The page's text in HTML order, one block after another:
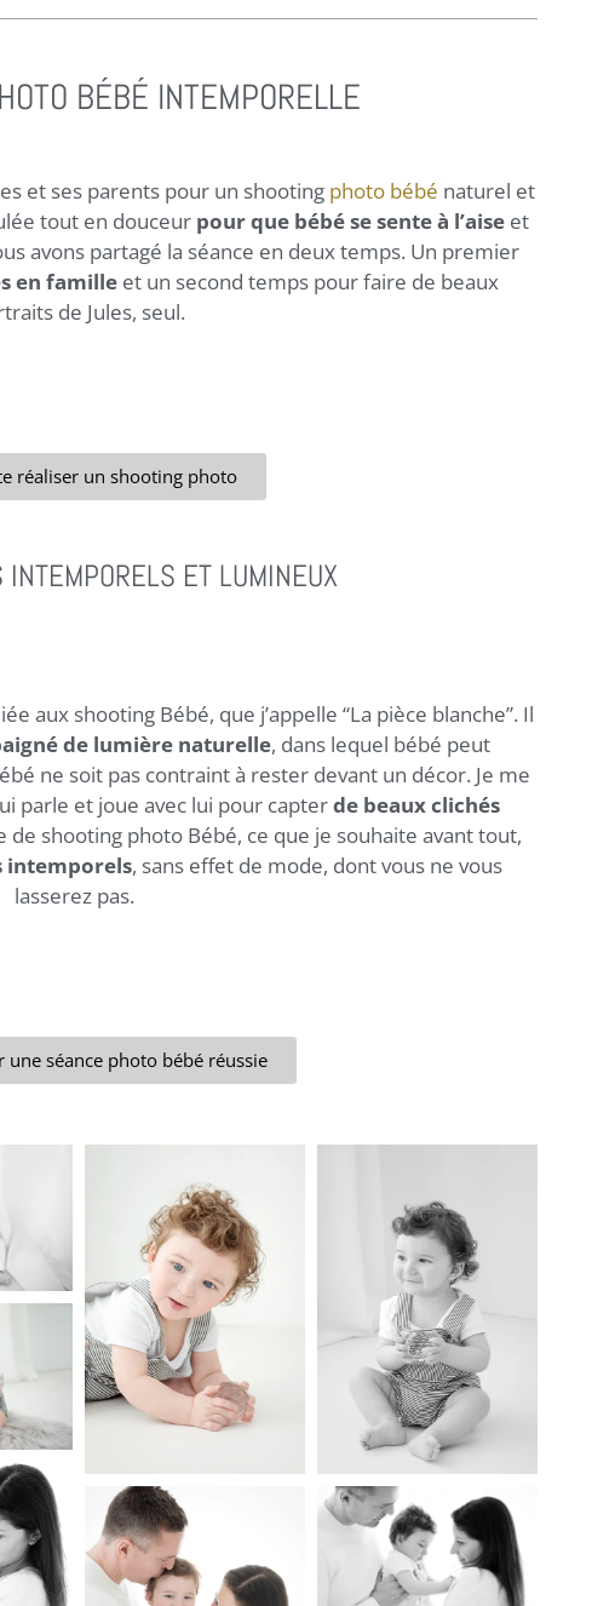
BÉBÉ INTEMPORELLE
et ses parents pour un shooting photo bébé naturel et
tout en douceur pour que bébé se sente à l’aise et
avons partagé la séance en deux temps. Un premier
en famille et un second temps pour faire de beaux
de Jules, seul.
réaliser un shooting photo
INTEMPORELS ET LUMINEUX
aux shooting Bébé, que j’appelle “La pièce blanche”. Il
de lumière naturelle, dans lequel bébé peut
ne soit pas contraint à rester devant un décor. Je me
parle et joue avec lui pour capterde beaux clichés
de shooting photo Bébé, ce que je souhaite avant tout,
intemporels, sans effet de mode, dont vous ne vous
lasserez pas.
une séance photo bébé réussie